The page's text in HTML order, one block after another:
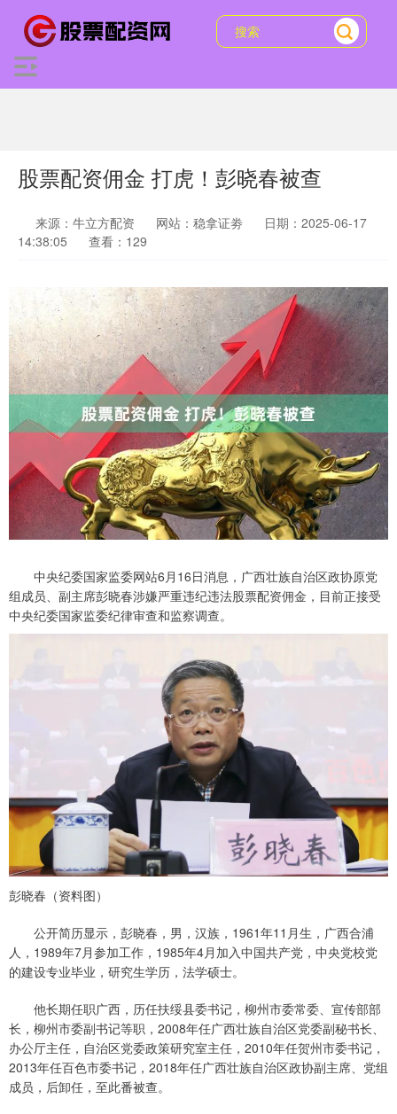
股票配资佣金 打虎！彭晓春被查
来源：牛立方配资 网站：稳拿证劵
日期：2025-06-17
14:38:05
查看：129
中央纪委国家监委网站6月16日消息，广西壮族自治区政协原党
组成员、副主席彭晓春涉嫌严重违纪违法股票配资佣金，目前正接受
中央纪委国家监委纪律审查和监察调查。
彭晓春（资料图）
公开简历显示，彭晓春，男，汉族，1961年11月生，广西合浦
人，1989年7月参加工作，1985年4月加入中国共产党，中央党校党
的建设专业毕业，研究生学历，法学硕士。
他长期任职广西，历任扶绥县委书记，柳州市委常委、宣传部部
长，柳州市委副书记等职，2008年任广西壮族自治区党委副秘书长、
办公厅主任，自治区党委政策研究室主任，2010年任贺州市委书记，
2013年任百色市委书记，2018年任广西壮族自治区政协副主席、党组
成员，后卸任，至此番被查。